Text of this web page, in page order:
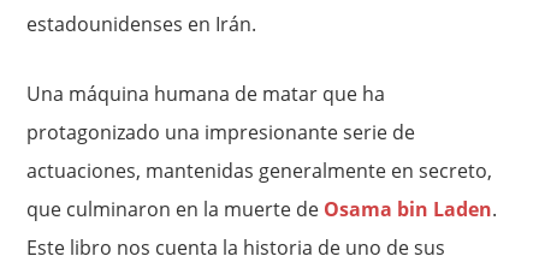
estadounidenses en Irán.
Una máquina humana de matar que ha
protagonizado una impresionante serie de
actuaciones, mantenidas generalmente en secreto,
que culminaron en la muerte de Osama bin Laden.
Este libro nos cuenta la historia de uno de sus